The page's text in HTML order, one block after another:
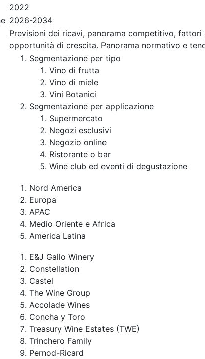
2022
2026-2034
Previsioni dei ricavi, panorama competitivo,
opportunità di crescita. Panorama normativo e
Segmentazione per tipo
Vino di frutta
Vino di miele
Vini Botanici
Segmentazione per applicazione
Supermercato
Negozi esclusivi
Negozio online
Ristorante o bar
Wine club ed eventi di degustazione
Nord America
Europa
APAC
Medio Oriente e Africa
America Latina
E&J Gallo Winery
Constellation
Castel
The Wine Group
Accolade Wines
Concha y Toro
Treasury Wine Estates (TWE)
Trinchero Family
Pernod-Ricard